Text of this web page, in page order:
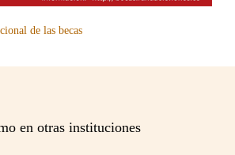
de las becas
en otras instituciones